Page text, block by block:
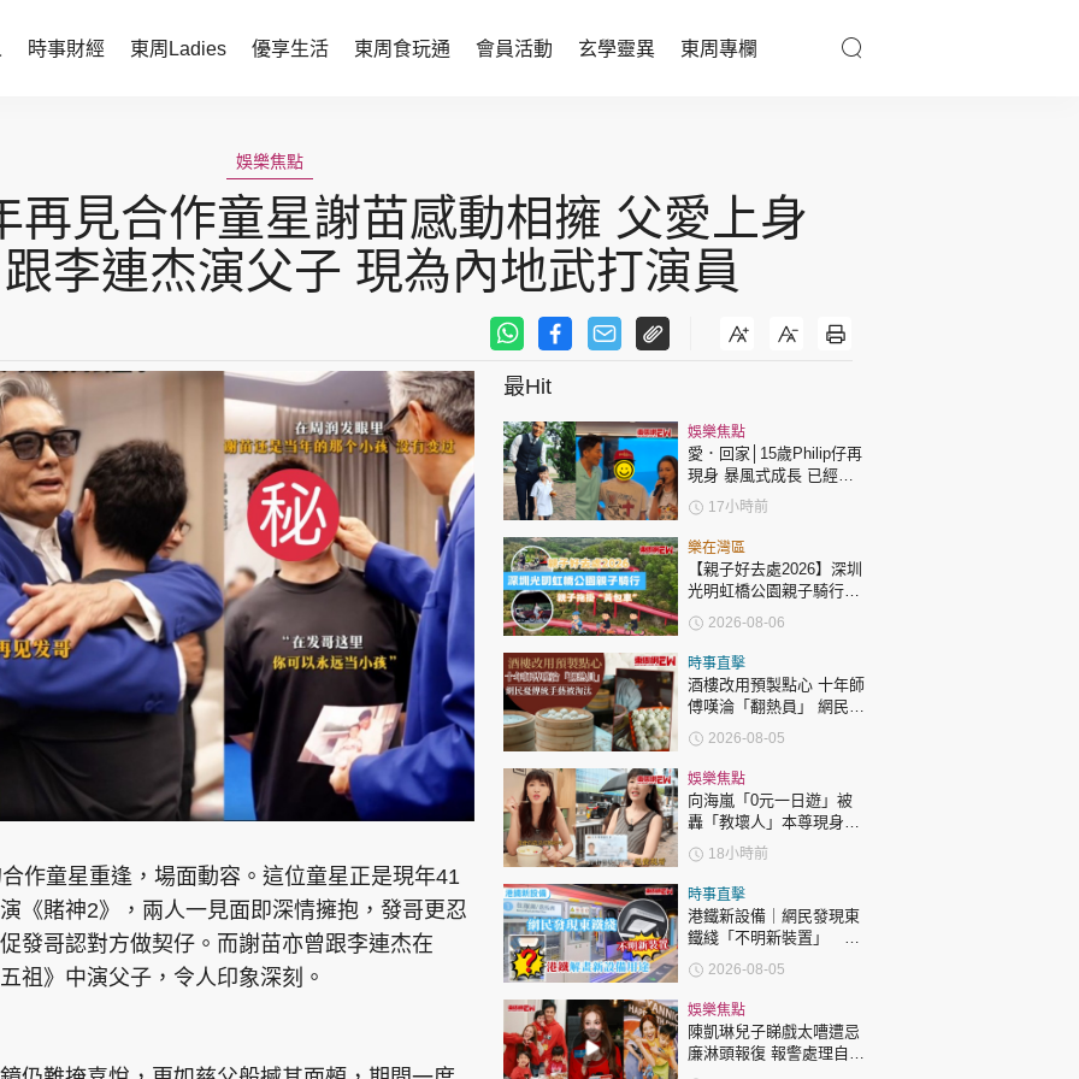
時事財經 東周Ladies 優享生活 東周食玩通 會員活動 玄學靈異 東周專欄
智庫
人物
時尚生活
健康醫美
親子天地
與寵同行
活動
JETSO
玄學靈異
東勝運程
智富天下 李居明
神機妙算 李丞責
緣來有理 麥玲玲
鬼靈精怪 威師兄
娛樂名人
文化藝術
時政財經
健康生活
飲食旅遊
PCM 電腦廣場 星島頭條 星島日報 頭條日報 星島環球 The Standard 親子王
EDUPLUS
Copyright © 東周網 版權所有 . 不得轉載 ©Eastweek.com.hk. All rights reserved.
娛樂焦點
再見合作童星謝苗感動相擁 父愛上身
李連杰演父子 現為內地武打演員
作童星重逢，場面動容。這位童星正是現年41
《賭神2》，兩人一見面即深情擁抱，發哥更忍
發哥認對方做契仔。而謝苗亦曾跟李連杰在
祖》中演父子，令人印象深刻。
最Hit
娛樂焦點
愛．回家│15歲Philip仔再
現身 暴風式成長 已經高
過「三太」樊亦敏！
17小時前
樂在灣區
【親子好去處2026】深圳
光明虹橋公園親子騎行：
「電助力黃包車」2小時
環湖
2026-08-06
時事直擊
酒樓改用預製點心 十年師
傅嘆淪「翻熱員」 網民憂
傳統手藝被淘汰
2026-08-05
娛樂焦點
向海嵐「0元一日遊」被
轟「教壞人」本尊現身回
應網民
18小時前
時事直擊
港鐵新設備｜網民發現東
鐵綫「不明新裝置」 港
鐵解畫新設備用途
2026-08-05
娛樂焦點
陳凱琳兒子睇戲太嘈遭忌
廉淋頭報復 報警處理自責
護子不力 歐錦棠陳倩揚齊